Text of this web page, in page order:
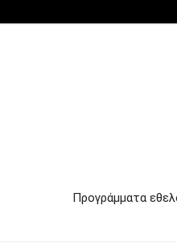
Προγράμματα